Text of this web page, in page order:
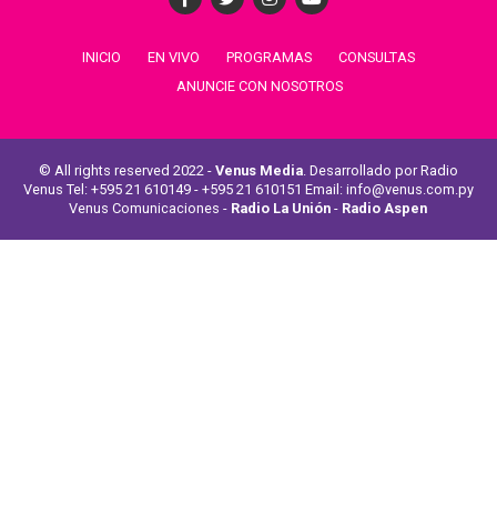
INICIO EN VIVO PROGRAMAS
CONSULTAS
ANUNCIE CON NOSOTROS
© All rights reserved 2022 - Venus Media. Desarrollado por Radio
Venus Tel: +595 21 610149 - +595 21 610151 Email: info@venus.com.py
Venus Comunicaciones - Radio La Unión - Radio Aspen